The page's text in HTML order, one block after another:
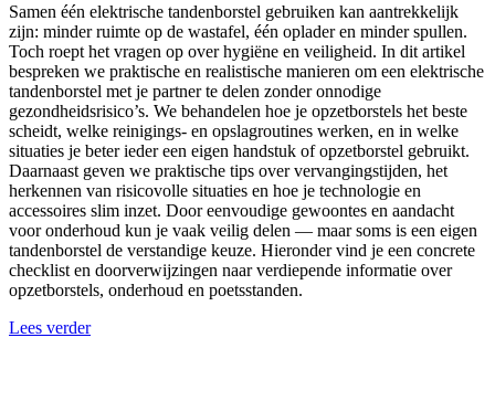
Samen één elektrische tandenborstel gebruiken kan aantrekkelijk
zijn: minder ruimte op de wastafel, één oplader en minder spullen.
Toch roept het vragen op over hygiëne en veiligheid. In dit artikel
bespreken we praktische en realistische manieren om een elektrische
tandenborstel met je partner te delen zonder onnodige
gezondheidsrisico’s. We behandelen hoe je opzetborstels het beste
scheidt, welke reinigings- en opslagroutines werken, en in welke
situaties je beter ieder een eigen handstuk of opzetborstel gebruikt.
Daarnaast geven we praktische tips over vervangingstijden, het
herkennen van risicovolle situaties en hoe je technologie en
accessoires slim inzet. Door eenvoudige gewoontes en aandacht
voor onderhoud kun je vaak veilig delen — maar soms is een eigen
tandenborstel de verstandige keuze. Hieronder vind je een concrete
checklist en doorverwijzingen naar verdiepende informatie over
opzetborstels, onderhoud en poetsstanden.
Lees verder